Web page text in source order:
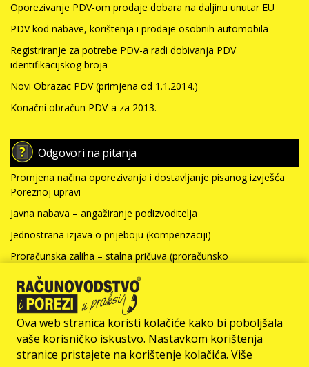
Oporezivanje PDV-om prodaje dobara na daljinu unutar EU
PDV kod nabave, korištenja i prodaje osobnih automobila
Registriranje za potrebe PDV-a radi dobivanja PDV
identifikacijskog broja
Novi Obrazac PDV (primjena od 1.1.2014.)
Konačni obračun PDV-a za 2013.
Odgovori na pitanja
Promjena načina oporezivanja i dostavljanje pisanog izvješća
Poreznoj upravi
Javna nabava – angažiranje podizvoditelja
Jednostrana izjava o prijeboju (kompenzaciji)
Proračunska zaliha – stalna pričuva (proračunsko
Nabavna vrijednost nefinancijske imovine i kamate za kredit
(neprofitno računovodstvo)
Više >>>
Ova web stranica koristi kolačiće kako bi poboljšala
vaše korisničko iskustvo. Nastavkom korištenja
stranice pristajete na korištenje kolačića. Više